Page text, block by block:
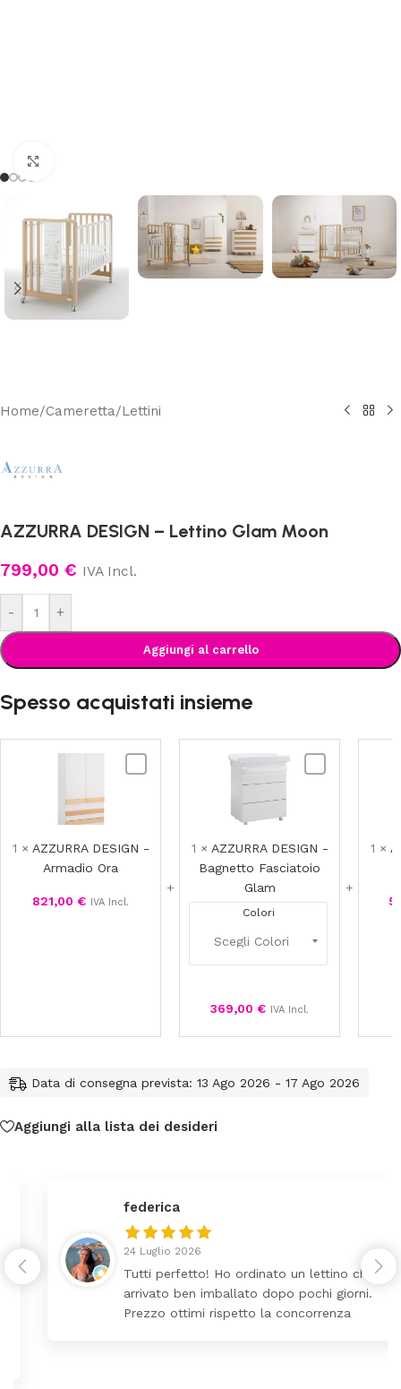
Home/Cameretta/Lettini
AZZURRA DESIGN – Lettino Glam Moon
799,00 € IVA Incl.
- +
Aggiungi al carrello
Spesso acquistati insieme
Ora
1 × AZZURRA DESIGN -
Armadio Ora
821,00 € IVA Incl.
Fasciatoio
Glam
1 × AZZURRA DESIGN -
Bagnetto Fasciatoio
Glam
Colori
369,00 € IVA Incl.
1 ×
Data di consegna prevista: 13 Ago 2026 - 17 Ago 2026
Aggiungi alla lista dei desideri
federica
24 Luglio 2026
Tutti perfetto! Ho ordinato un lettino che é
arrivato ben imballato dopo pochi giorni.
Prezzo ottimi rispetto la concorrenza